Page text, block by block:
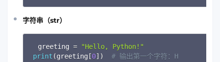
字符串（str）
greeting =
"Hello, Python!"
print (greeting [0] ) # 输出第一个字符：H